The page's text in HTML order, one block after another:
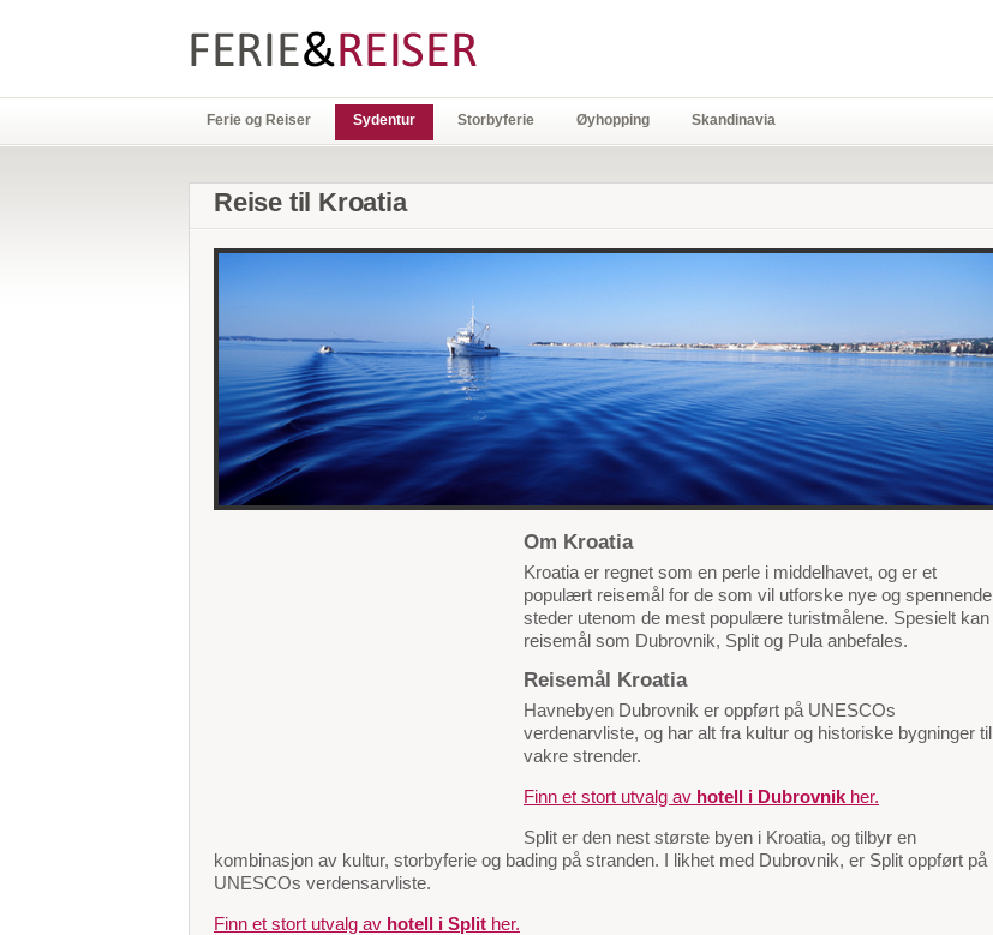
Ferie og Reiser Sydentur Storbyferie Øyhopping Skandinavia
Reise til Kroatia
Om Kroatia
Kroatia er regnet som en perle i middelhavet, og er et
populært reisemål for de som vil utforske nye og spennende
steder utenom de mest populære turistmålene. Spesielt kan
reisemål som Dubrovnik, Split og Pula anbefales.
Reisemål Kroatia
Havnebyen Dubrovnik er oppført på UNESCOs
verdenarvliste, og har alt fra kultur og historiske bygninger til
vakre strender.
Finn et stort utvalg av hotell i Dubrovnik her.
Split er den nest største byen i Kroatia, og tilbyr en
kombinasjon av kultur, storbyferie og bading på stranden. I likhet med Dubrovnik, er Split oppført på
UNESCOs verdensarvliste.
Finn et stort utvalg av hotell i Split her.